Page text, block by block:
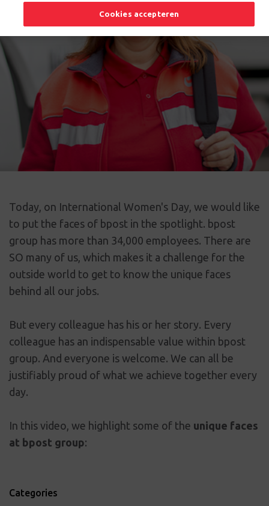
Today, on International Women's Day, we would like
to put the faces of bpost in the spotlight. bpost
group has more than 34,000 employees. There are
SO many of us, which makes it a challenge for the
outside world to get to know the unique faces
behind all our jobs.
But every colleague has his or her story. Every
colleague has an indispensable value within bpost
group. And everyone is welcome. We can all be
justifiably proud of what we achieve together every
day.
In this video, we highlight some of the unique faces
at bpost group:
Categories
Cookies accepteren